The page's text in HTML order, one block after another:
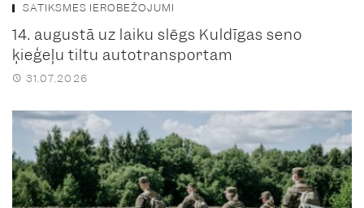
SATIKSMES IEROBEŽOJUMI
14. augustā uz laiku slēgs Kuldīgas seno
ķieģeļu tiltu autotransportam
31.07.2026